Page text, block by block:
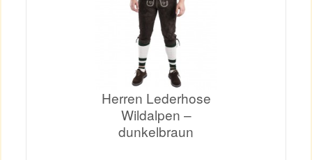
Herren Lederhose
Wildalpen –
dunkelbraun